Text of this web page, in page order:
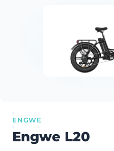
ENGWE
Engwe L20